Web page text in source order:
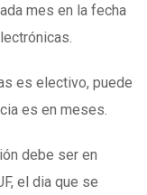
mes en la fecha
es electivo, puede
es en meses.
debe ser en
el dia que se